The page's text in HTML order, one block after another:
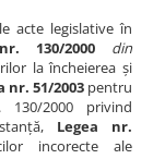
acte legislative în
130/2000
din
la încheierea şi
nr. 51/2003 pentru
130/2000 privind
Legea nr.
incorecte ale